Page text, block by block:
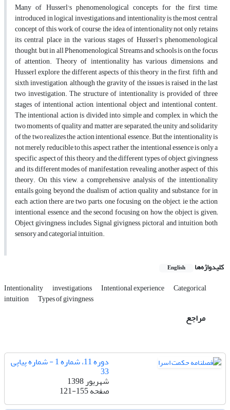
Many of Husserl's phenomenological concepts, for the first time,
introduced in logical investigations and intentionality is the most central
concept of this work, of course, the idea of intentionality not only retains
its central place in the various stages of Husserl's phenomenological
thought, but in all Phenomenological Streams and schools is on the focus
of attention. Theory of intentionality has various dimensions, and
Husserl explore the different aspects of this theory in the first, fifth, and
sixth investigation, although the gravity of the issues is raised in the last
two investigation. The structure of intentionality is provided of three
stages of intentional action, intentional object and intentional content.
The intentional action is divided into simple and complex, in which the
two moments of quality and matter are separated; the unity and solidarity
of the two realizes the action intentional essence. But the intentionality is
not merely reducible to this aspect, rather, the intentional essence is only a
specific aspect of this theory, and the different types of object givingness
and its different modes of manifestation, revealing another aspect of this
theory. On this view, a comprehensive analysis of the intentionality
entails going beyond the dualism of action quality and substance, for in
each action there are two parts, one focusing on the object, ie the action
intentional essence, and the second focusing on how the object is given;
Object givingness includes, Signal givigness, pictoral and intuition, both
sensory and categorial intuition.
کلیدواژه‌ها English
Intentionality investigations Intentional experience Categorical
intuition Types of givingness
مراجع
دوره 11، شماره 1 - شماره پیاپی
33
شهریور 1398
صفحه121-155